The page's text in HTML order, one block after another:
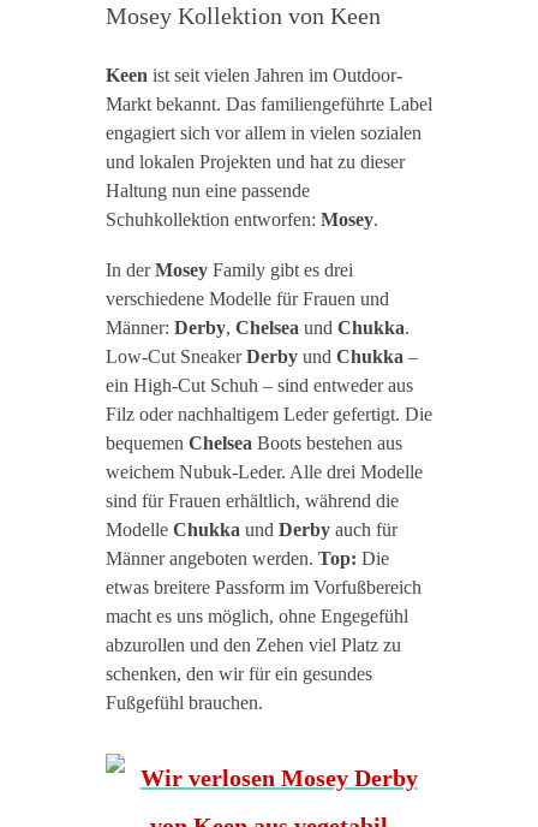
Mosey Kollektion von Keen
Keen ist seit vielen Jahren im Outdoor-
Markt bekannt. Das familiengeführte Label
engagiert sich vor allem in vielen sozialen
und lokalen Projekten und hat zu dieser
Haltung nun eine passende
Schuhkollektion entworfen: Mosey.
In derMoseyFamily gibt es drei
verschiedene Modelle für Frauen und
Männer: Derby, Chelsea und Chukka.
Low-Cut SneakerDerbyund Chukka –
ein High-Cut Schuh – sind entweder aus
Filz oder nachhaltigem Leder gefertigt. Die
bequemen Chelsea Boots bestehen aus
weichem Nubuk-Leder. Alle drei Modelle
sind für Frauen erhältlich, während die
Modelle Chukka und Derbyauch für
Männer angeboten werden. Top: Die
etwas breitere Passform im Vorfußbereich
macht es uns möglich, ohne Engegefühl
abzurollen und den Zehen viel Platz zu
schenken, den wir für ein gesundes
Fußgefühl brauchen.